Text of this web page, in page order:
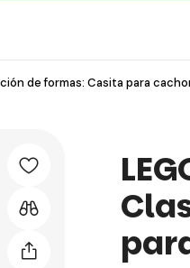
de formas: Casita para